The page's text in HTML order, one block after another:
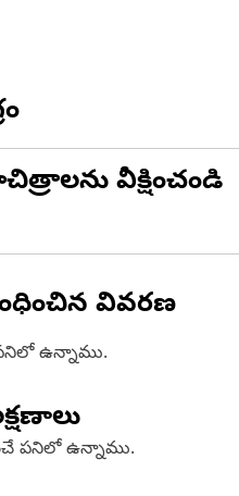
వీక్షించండి
వివరణ
ఉన్నాము.
పనిలో ఉన్నాము.